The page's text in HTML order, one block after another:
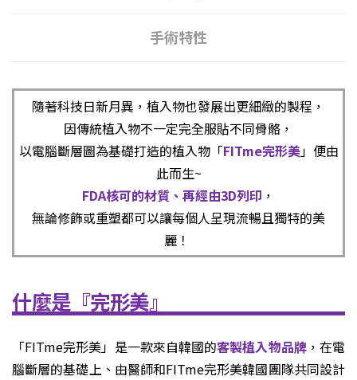
手術特性
隨著科技日新月異，植入物也發展出更細緻的製程，
因傳統植入物不一定完全服貼不同骨骼，
以電腦斷層圖為基礎打造的植入物「FITme完形美」便由
此而生~
FDA核可的材質、再經由3D列印 ，
無論修飾或重塑都可以讓每個人呈現流暢且獨特的美
麗！
什麼是『完形美』
「FITme完形美」是一款來自韓國的客製植入物品牌，在電
腦斷層的基礎上、由醫師和FITme完形美韓國團隊共同設計